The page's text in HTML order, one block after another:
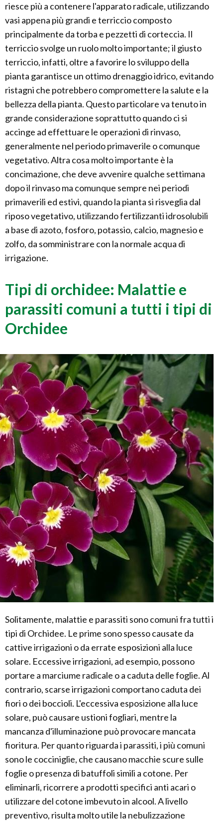
riesce più a contenere l'apparato radicale, utilizzando
vasi appena più grandi e terriccio composto
principalmente da torba e pezzetti di corteccia. Il
terriccio svolge un ruolo molto importante; il giusto
terriccio, infatti, oltre a favorire lo sviluppo della
pianta garantisce un ottimo drenaggio idrico, evitando
ristagni che potrebbero compromettere la salute e la
bellezza della pianta. Questo particolare va tenuto in
grande considerazione soprattutto quando ci si
accinge ad effettuare le operazioni di rinvaso,
generalmente nel periodo primaverile o comunque
vegetativo. Altra cosa molto importante è la
concimazione, che deve avvenire qualche settimana
dopo il rinvaso ma comunque sempre nei periodi
primaverili ed estivi, quando la pianta si risveglia dal
riposo vegetativo, utilizzando fertilizzanti idrosolubili
a base di azoto, fosforo, potassio, calcio, magnesio e
zolfo, da somministrare con la normale acqua di
irrigazione.
Tipi di orchidee: Malattie e
parassiti comuni a tutti i tipi di
Orchidee
Solitamente, malattie e parassiti sono comuni fra tutti i
tipi di Orchidee. Le prime sono spesso causate da
cattive irrigazioni o da errate esposizioni alla luce
solare. Eccessive irrigazioni, ad esempio, possono
portare a marciume radicale o a caduta delle foglie. Al
contrario, scarse irrigazioni comportano caduta dei
fiori o dei boccioli. L'eccessiva esposizione alla luce
solare, può causare ustioni fogliari, mentre la
mancanza d'illuminazione può provocare mancata
fioritura. Per quanto riguarda i parassiti, i più comuni
sono le cocciniglie, che causano macchie scure sulle
foglie o presenza di batuffoli simili a cotone. Per
eliminarli, ricorrere a prodotti specifici anti acari o
utilizzare del cotone imbevuto in alcool. A livello
preventivo, risulta molto utile la nebulizzazione